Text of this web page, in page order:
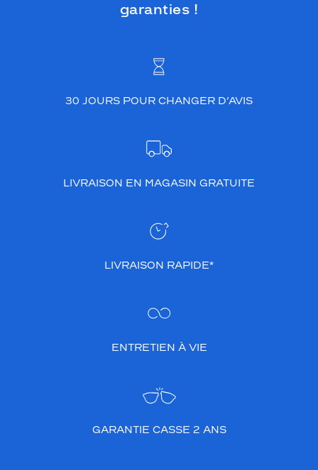
garanties !
30 JOURS POUR CHANGER D’AVIS
LIVRAISON EN MAGASIN GRATUITE
LIVRAISON RAPIDE*
ENTRETIEN À VIE
GARANTIE CASSE 2 ANS